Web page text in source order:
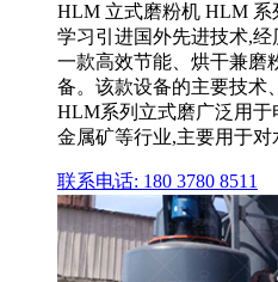
HLM 立式磨粉机 HLM 系
学习引进国外先进技术,
一款高效节能、烘干兼磨
备。该款设备的主要技术
HLM系列立式磨广泛用
金属矿等行业,主要用于对
联系电话: 180 3780 8511